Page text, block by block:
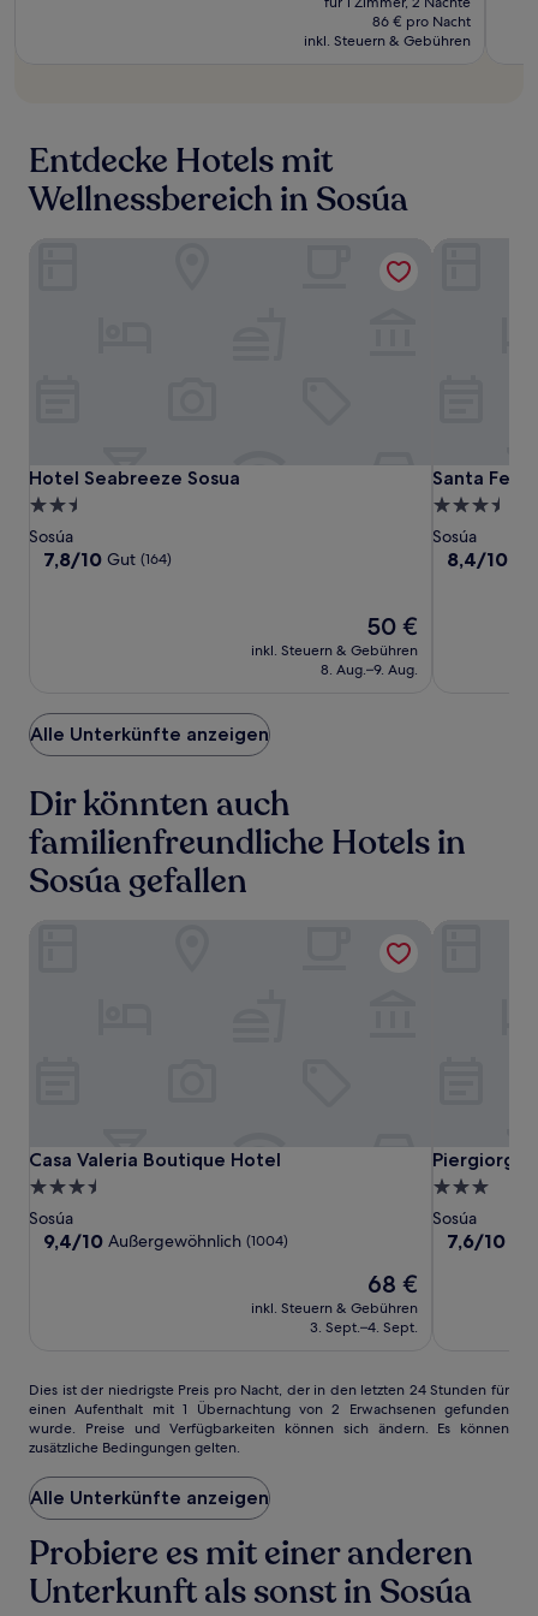
betrug
235 €
beträgt
172 €
86 € pro Nacht
inkl. Steuern & Gebühren
Entdecke Hotels mit
Wellnessbereich in Sosúa
Hotel
Seabreeze
Sosua
Hotel
Seabreeze
Sosua
Hotel Seabreeze Sosua
Hotel Seabreeze Sosua
2.5-
Sterne-
Unterkunft
Sosúa
7.8
7,8/10 Gut (164)
Der
Preis
beträgt
50 €
inkl. Steuern & Gebühren
8. Aug.–9. Aug.
Hotel Seabreeze Sosua
Santa
Fe
Club
Santa Fe
Santa Fe
3.5-
Sterne-
Unterkunft
Sosúa
8.4
8,4/10
Santa Fe
Alle Unterkünfte anzeigen
Dir könnten auch
familienfreundliche Hotels in
Sosúa gefallen
Casa
Valeria
Boutique
Hotel
Casa
Valeria
Boutique
Hotel
Casa Valeria Boutique Hotel
Casa Valeria Boutique Hotel
3.5-
Sterne-
Unterkunft
Sosúa
9.4
9,4/10 Außergewöhnlich (1004)
Der
Preis
beträgt
68 €
inkl. Steuern & Gebühren
3. Sept.–4. Sept.
Casa Valeria Boutique Hotel
Piergiorgio
Palace
Hotel
Piergiorgio
Piergiorgio
3.0-
Sterne-
Unterkunft
Sosúa
7.6
7,6/10
Piergiorgio
Dies
ist
der
niedrigste
Preis
pro
Nacht,
der
in
den
letzten
Dies ist der niedrigste Preis pro Nacht, der in den letzten 24 Stunden für
einen Aufenthalt mit 1 Übernachtung von 2 Erwachsenen gefunden
wurde. Preise und Verfügbarkeiten können sich ändern. Es können
zusätzliche Bedingungen gelten.
Alle Unterkünfte anzeigen
Probiere es mit einer anderen
Unterkunft als sonst in Sosúa